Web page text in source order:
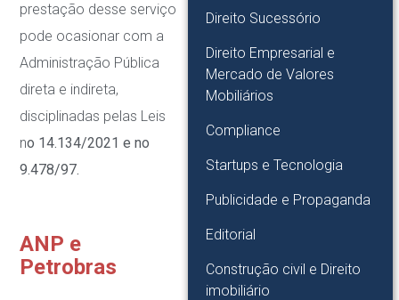
Direito Sucessório
Direito Empresarial e
Mercado de Valores
Mobiliários
Compliance
Startups e Tecnologia
Publicidade e Propaganda
Editorial
Construção civil e Direito
imobiliário
prestação desse serviço
pode ocasionar com a
Administração Pública
direta e indireta,
disciplinadas pelas Leis
no 14.134/2021 e no
9.478/97.
ANP e
Petrobras